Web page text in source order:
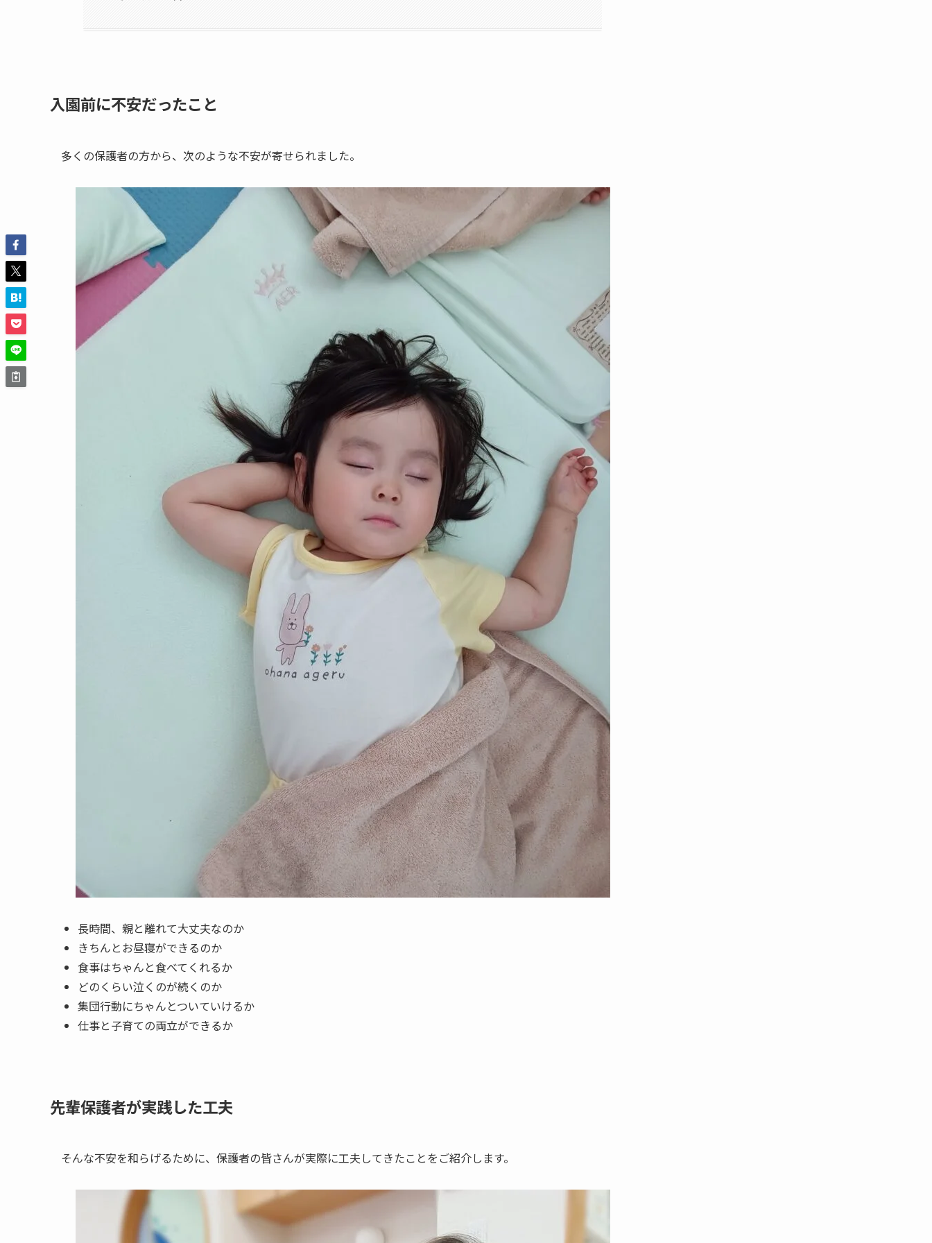
入園前に不安だったこと
多くの保護者の方から、次のような不安が寄せられました。
長時間、親と離れて大丈夫なのか
きちんとお昼寝ができるのか
食事はちゃんと食べてくれるか
どのくらい泣くのが続くのか
集団行動にちゃんとついていけるか
仕事と子育ての両立ができるか
先輩保護者が実践した工夫
そんな不安を和らげるために、保護者の皆さんが実際に工夫してきたことをご紹介します。